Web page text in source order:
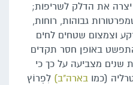
יצרה את הדלק לשריפות;
גבוהות, רוחות,
וצמצום שטחים לחים
באופן חסר תקדים
שנים מצביעה על כך כי
(כמו בארה"ב) לִפְרוֹץ